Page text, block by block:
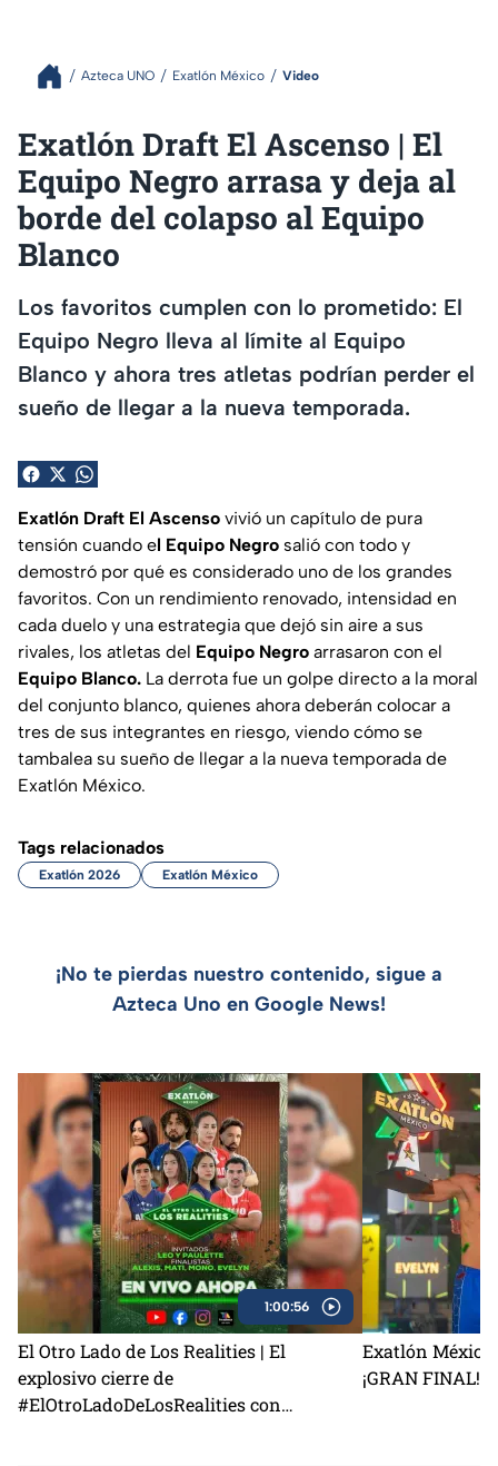
Azteca UNO Exatlón México Video
Exatlón Draft El Ascenso | El
Equipo Negro arrasa y deja al
borde del colapso al Equipo
Blanco
Los favoritos cumplen con lo prometido: El
Equipo Negro lleva al límite al Equipo
Blanco y ahora tres atletas podrían perder el
sueño de llegar a la nueva temporada.
Exatlón Draft El Ascenso vivió un capítulo de pura
tensión cuando el Equipo Negro salió con todo y
demostró por qué es considerado uno de los grandes
favoritos. Con un rendimiento renovado, intensidad en
cada duelo y una estrategia que dejó sin aire a sus
rivales, los atletas del Equipo Negro arrasaron con el
Equipo Blanco. La derrota fue un golpe directo a la moral
del conjunto blanco, quienes ahora deberán colocar a
tres de sus integrantes en riesgo, viendo cómo se
tambalea su sueño de llegar a la nueva temporada de
Exatlón México.
Tags relacionados
Exatlón 2026 Exatlón México
¡No te pierdas nuestro contenido, sigue a
Azteca Uno en Google News!
1:00:56
El Otro Lado de Los Realities | El
explosivo cierre de
#ElOtroLadoDeLosRealities con
Exatlón México
¡GRAN FINAL!